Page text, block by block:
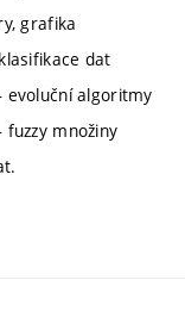
grafika
dat
evoluční algoritmy
množiny